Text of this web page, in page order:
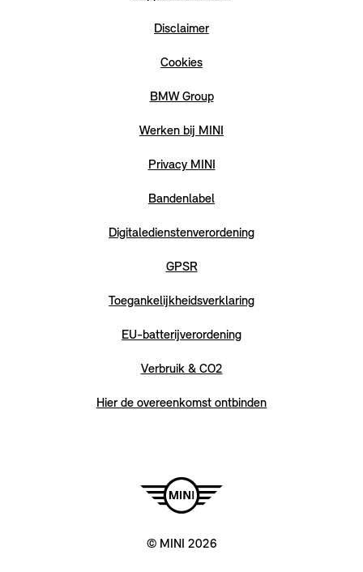
Disclaimer
Cookies
BMW Group
Werken bij MINI
Privacy MINI
Bandenlabel
Digitaledienstenverordening
GPSR
Toegankelijkheidsverklaring
EU-batterijverordening
Verbruik & CO2
Hier de overeenkomst ontbinden
© MINI 2026